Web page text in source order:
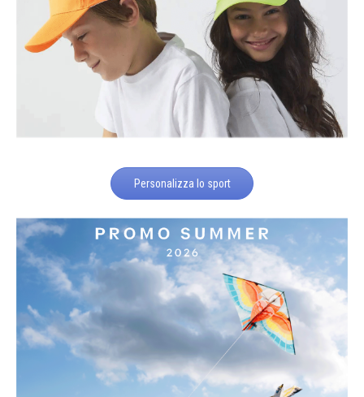
Personalizza lo sport